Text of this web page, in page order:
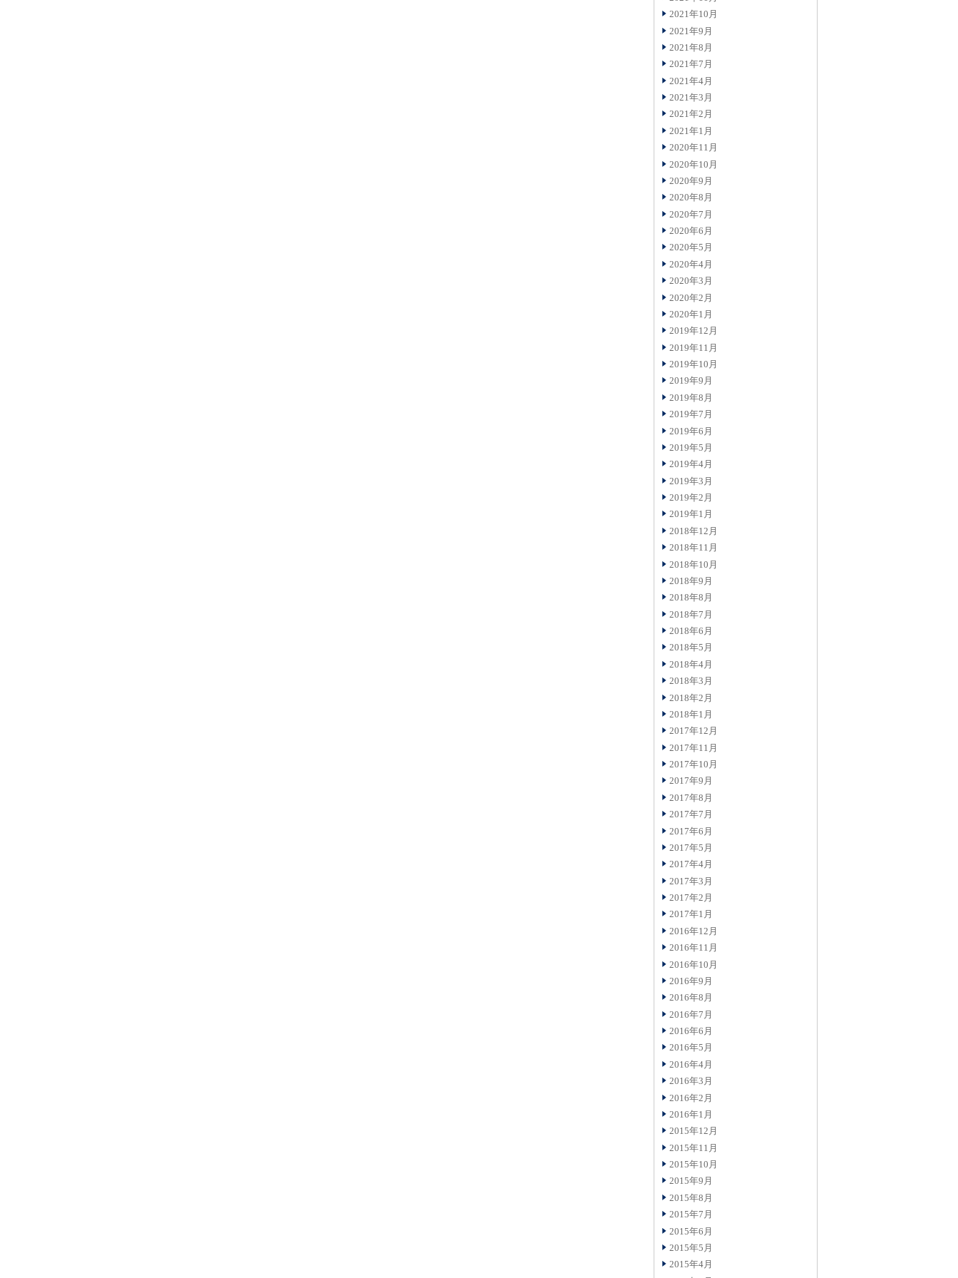
2021年10月
2021年9月
2021年8月
2021年7月
2021年4月
2021年3月
2021年2月
2021年1月
2020年11月
2020年10月
2020年9月
2020年8月
2020年7月
2020年6月
2020年5月
2020年4月
2020年3月
2020年2月
2020年1月
2019年12月
2019年11月
2019年10月
2019年9月
2019年8月
2019年7月
2019年6月
2019年5月
2019年4月
2019年3月
2019年2月
2019年1月
2018年12月
2018年11月
2018年10月
2018年9月
2018年8月
2018年7月
2018年6月
2018年5月
2018年4月
2018年3月
2018年2月
2018年1月
2017年12月
2017年11月
2017年10月
2017年9月
2017年8月
2017年7月
2017年6月
2017年5月
2017年4月
2017年3月
2017年2月
2017年1月
2016年12月
2016年11月
2016年10月
2016年9月
2016年8月
2016年7月
2016年6月
2016年5月
2016年4月
2016年3月
2016年2月
2016年1月
2015年12月
2015年11月
2015年10月
2015年9月
2015年8月
2015年7月
2015年6月
2015年5月
2015年4月